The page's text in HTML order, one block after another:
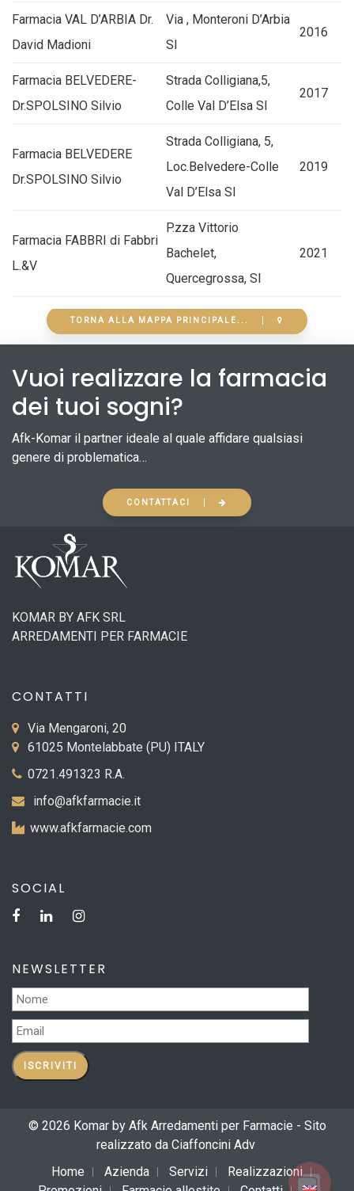
Farmacia VAL D’ARBIA Dr.
David Madioni
Via , Monteroni D’Arbia
SI
2016
Farmacia BELVEDERE-
Dr.SPOLSINO Silvio
Strada Colligiana,5,
Colle Val D’Elsa SI
2017
Farmacia BELVEDERE
Dr.SPOLSINO Silvio
Strada Colligiana, 5,
Loc.Belvedere-Colle
Val D’Elsa SI
2019
Farmacia FABBRI di Fabbri
L.&V
P.zza Vittorio
Bachelet,
Quercegrossa, SI
2021
TORNA ALLA MAPPA PRINCIPALE...
Vuoi realizzare la farmacia
dei tuoi sogni?
Afk-Komar il partner ideale al quale affidare qualsiasi
genere di problematica…
CONTATTACI
KOMAR BY AFK SRL
ARREDAMENTI PER FARMACIE
CONTATTI
Via Mengaroni, 20
61025 Montelabbate (PU) ITALY
0721.491323 R.A.
info@afkfarmacie.it
www.afkfarmacie.com
SOCIAL
NEWSLETTER
© 2026 Komar by Afk Arredamenti per Farmacie - Sito
realizzato da Ciaffoncini Adv
Home
Azienda Servizi
Realizzazioni